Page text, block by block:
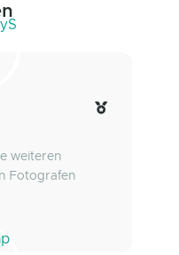
weiteren
Fotografen